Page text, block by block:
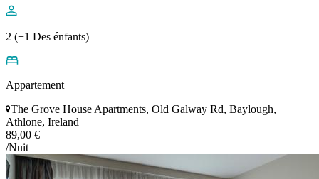
2 (+1 Des énfants)
Appartement
The Grove House Apartments, Old Galway Rd, Baylough,
Athlone, Ireland
89,00 €
/Nuit